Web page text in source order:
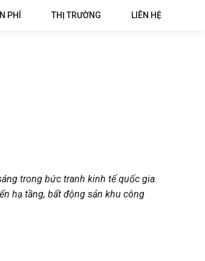
PHÍ THỊ TRƯỜNG LIÊN HỆ
trong bức tranh kinh tế quốc gia.
hạ tầng, bất động sản khu công